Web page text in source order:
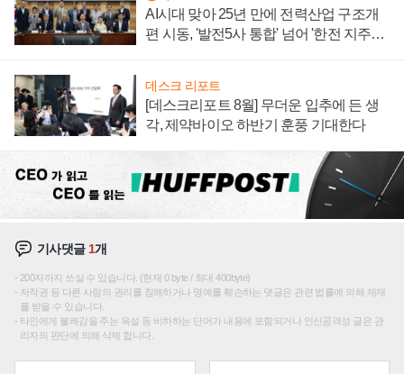
AI시대 맞아 25년 만에 전력산업 구조개
편 시동, '발전5사 통합' 넘어 '한전 지주사'
데스크 리포트
[데스크리포트 8월] 무더운 입추에 든 생
각, 제약바이오 하반기 훈풍 기대한다
기사댓글 1개
200자까지 쓰실 수 있습니다. (현재 0 byte / 최대 400byte)
저작권 등 다른 사람의 권리를 침해하거나 명예를 훼손하는 댓글은 관련 법률에 의해 제재
를 받을 수 있습니다.
타인에게 불쾌감을 주는 욕설 등 비하하는 단어가 내용에 포함되거나 인신공격성 글은 관
리자의 판단에 의해 삭제 합니다.